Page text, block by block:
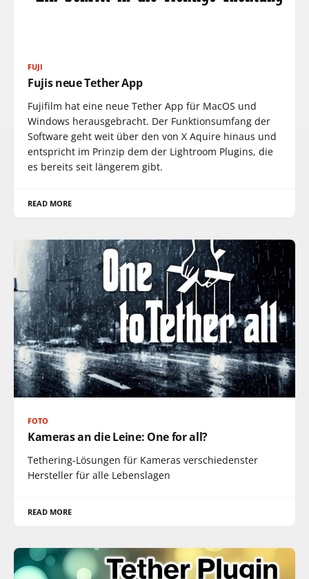
FUJI
Fujis neue Tether App
Fujifilm hat eine neue Tether App für MacOS und
Windows herausgebracht. Der Funktionsumfang der
Software geht weit über den von X Aquire hinaus und
entspricht im Prinzip dem der Lightroom Plugins, die
es bereits seit längerem gibt.
READ MORE
FOTO
Kameras an die Leine: One for all?
Tethering-Lösungen für Kameras verschiedenster
Hersteller für alle Lebenslagen
READ MORE